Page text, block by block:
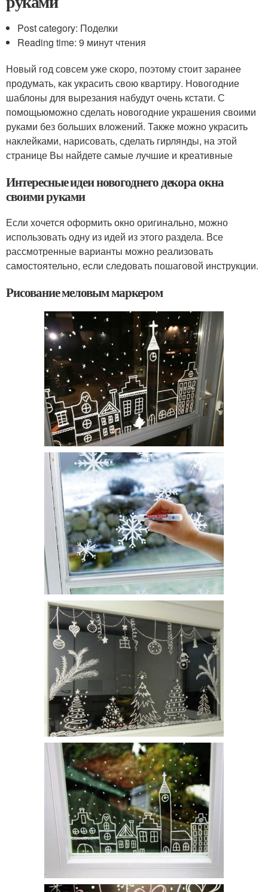
Post category: Поделки
Reading time: 9 минут чтения
Новый год совсем уже скоро, поэтому стоит заранее
продумать, как украсить свою квартиру. Новогодние
шаблоны для вырезания набудут очень кстати. С
помощьюможно сделать новогодние украшения своими
руками без больших вложений. Также можно украсить
наклейками, нарисовать, сделать гирлянды, на этой
странице Вы найдете самые лучшие и креативные
Интересные идеи новогоднего декора окна
своими руками
Если хочется оформить окно оригинально, можно
использовать одну из идей из этого раздела. Все
рассмотренные варианты можно реализовать
самостоятельно, если следовать пошаговой инструкции.
Рисование меловым маркером